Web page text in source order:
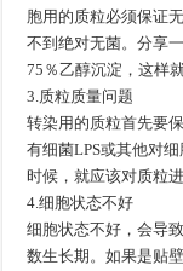
胞用的质粒必须保证
不到绝对无菌。分享
75％乙醇沉淀，这样
3.质粒质量问题
转染用的质粒首先要
有细菌LPS或其他对
时候，就应该对质粒
4.细胞状态不好
细胞状态不好，会导
数生长期。如果是贴